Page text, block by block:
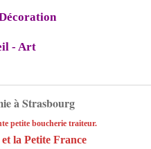
- Art
à Strasbourg
petite boucherie traiteur.
la Petite France